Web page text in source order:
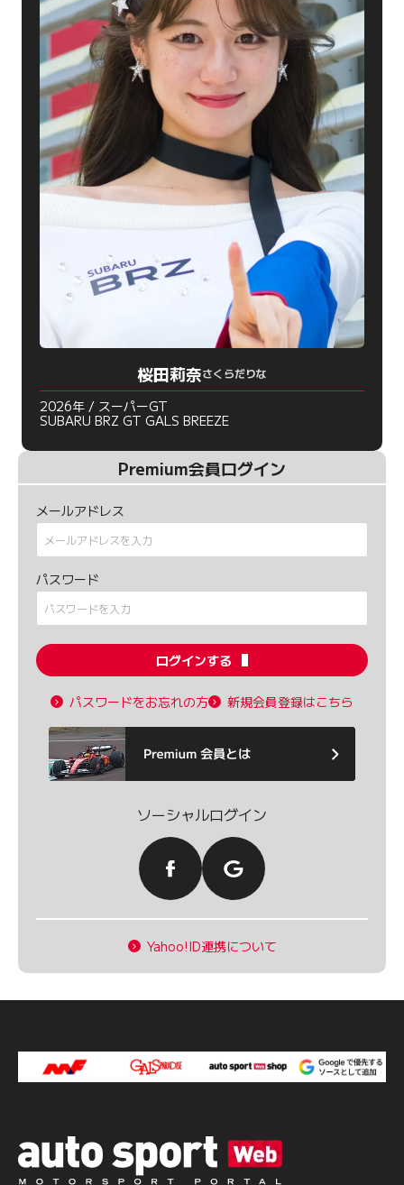
桜田莉奈さくらだりな
2026年 / スーパーGT
SUBARU BRZ GT GALS BREEZE
Premium会員ログイン
メールアドレス
パスワード
ログインする
パスワードをお忘れの方 新規会員登録はこちら
ソーシャルログイン
Yahoo!ID連携について